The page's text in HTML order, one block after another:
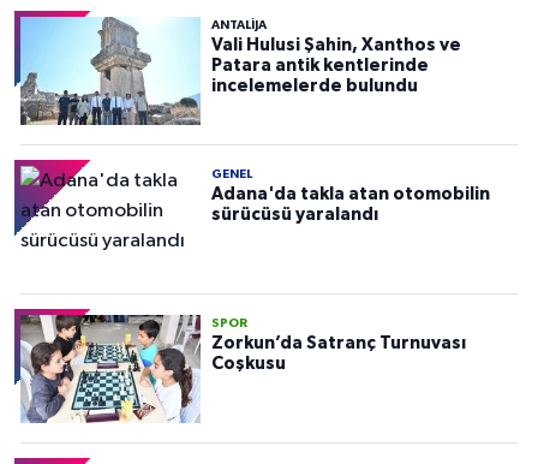
ANTALIJA
Vali Hulusi Şahin, Xanthos ve
Patara antik kentlerinde
incelemelerde bulundu
GENEL
Adana'da takla atan otomobilin
sürücüsü yaralandı
SPOR
Zorkun’da Satranç Turnuvası
Coşkusu